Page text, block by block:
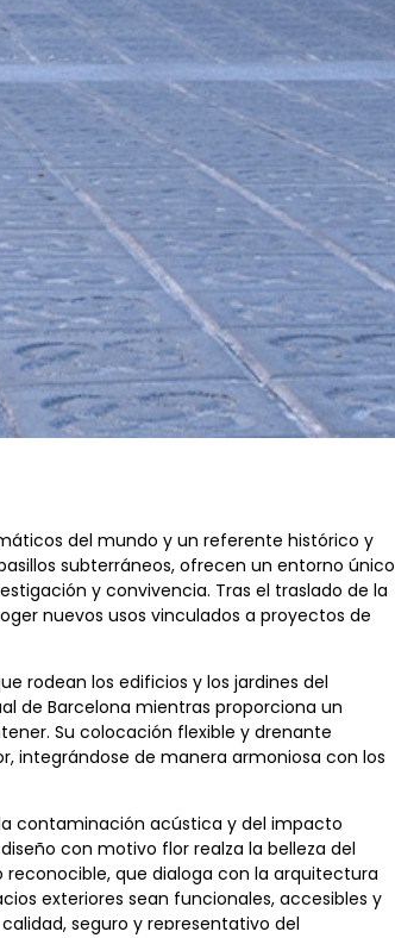
del mundo y un referente histórico y
subterráneos, ofrecen un entorno único
y convivencia. Tras el traslado de la
nuevos usos vinculados a proyectos de
rodean los edificios y los jardines del
de Barcelona mientras proporciona un
Su colocación flexible y drenante
integrándose de manera armoniosa con los
contaminación acústica y del impacto
con motivo flor realza la belleza del
que dialoga con la arquitectura
exteriores sean funcionales, accesibles y
seguro y representativo del